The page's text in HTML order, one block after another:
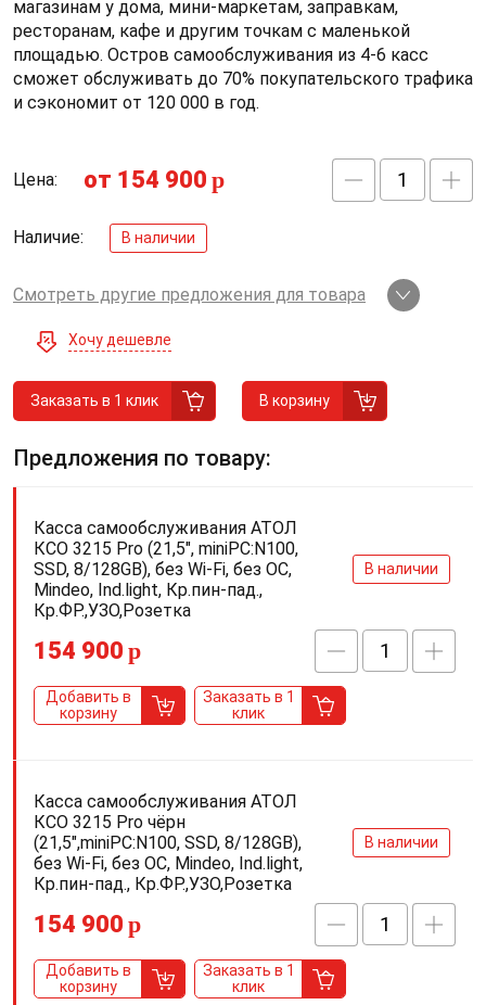
магазинам у дома, мини-маркетам, заправкам,
ресторанам, кафе и другим точкам с маленькой
площадью. Остров самообслуживания из 4-6 касс
сможет обслуживать до 70% покупательского трафика
и сэкономит от 120 000 в год.
Цена: от 154 900 p
Наличие: В наличии
Смотреть другие предложения для товара
Хочу дешевле
Заказать в 1 клик В корзину
Предложения по товару:
Касса самообслуживания АТОЛ
КСО 3215 Pro (21,5", miniPC:N100,
SSD, 8/128GB), без Wi-Fi, без ОС,
Mindeo, Ind.light, Кр.пин-пад.,
Кр.ФР.,УЗО,Розетка
В наличии
154 900 p
Добавить в
корзину
Заказать в 1
клик
Касса самообслуживания АТОЛ
КСО 3215 Pro чёрн
(21,5",miniPC:N100, SSD, 8/128GB),
без Wi-Fi, без ОС, Mindeo, Ind.light,
Кр.пин-пад., Кр.ФР.,УЗО,Розетка
В наличии
154 900 p
Добавить в
корзину
Заказать в 1
клик